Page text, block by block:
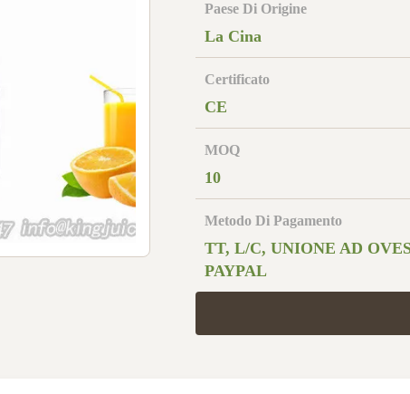
Paese Di Origine
La Cina
Certificato
CE
MOQ
10
Metodo Di Pagamento
TT, L/C, UNIONE AD
PAYPAL